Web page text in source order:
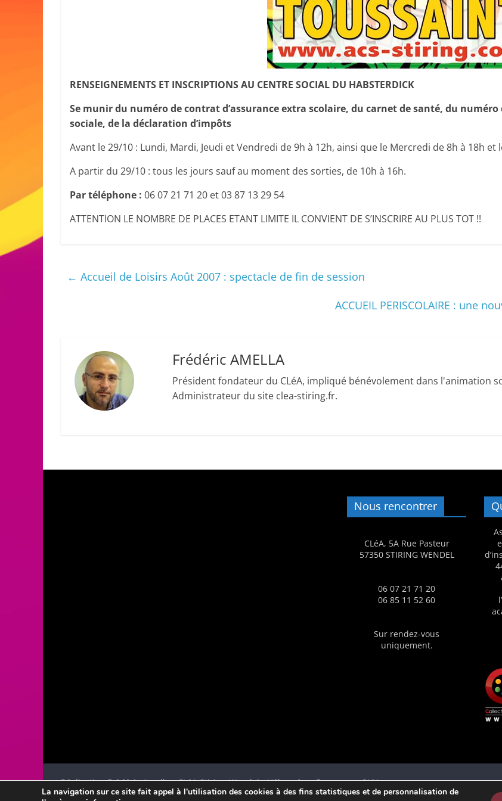
m
a
t
i
o
à
a
t
a
c
l
RENSEIGNEMENTS ET INSCRIPTIONS AU CENTRE SOCIAL DU HABSTERDICK
Se munir du numéro de contrat d’assurance extra scolaire, du carnet de santé, du numéro
sociale, de la déclaration d’impôts
Avant le 29/10 : Lundi, Mardi, Jeudi et Vendredi de 9h à 12h, ainsi que le Mercredi de 8h à 18h et
A partir du 29/10 : tous les jours sauf au moment des sorties, de 10h à 16h.
Par téléphone : 06 07 21 71 20 et 03 87 13 29 54
ATTENTION LE NOMBRE DE PLACES ETANT LIMITE IL CONVIENT DE S’INSCRIRE AU PLUS TOT !!
← Accueil de Loisirs Août 2007 : spectacle de fin de session
ACCUEIL PERISCOLAIRE : une
Frédéric AMELLA
Président fondateur du CLéA, impliqué bénévolement dans l'animation
Administrateur du site clea-stiring.fr.
Nous rencontrer
CLéA, 5A Rue Pasteur
57350 STIRING WENDEL
06 07 21 71 20
06 85 11 52 60
Sur rendez-vous
uniquement.
Réalisation Frédéric Amella - CLéA Stiring-Wendel - Hébergé en France par OVH
La navigation sur ce site fait appel à l'utilisation des cookies à des fins statistiques et de personnalisation de